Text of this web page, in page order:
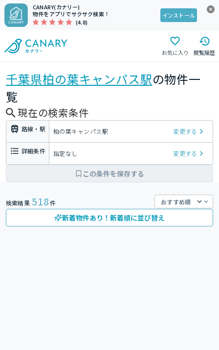
CANARY(カナリー)
物件をアプリでサクサク検索！
(4.8)
インストール
お気に入り 閲覧履歴
千葉県柏の葉キャンパス駅の物件一
覧
現在の検索条件
路線・駅 柏の葉キャンパス駅 変更する
詳細条件 指定なし 変更する
この条件を保存する
検索結果 518件
新着物件あり！新着順に並び替え